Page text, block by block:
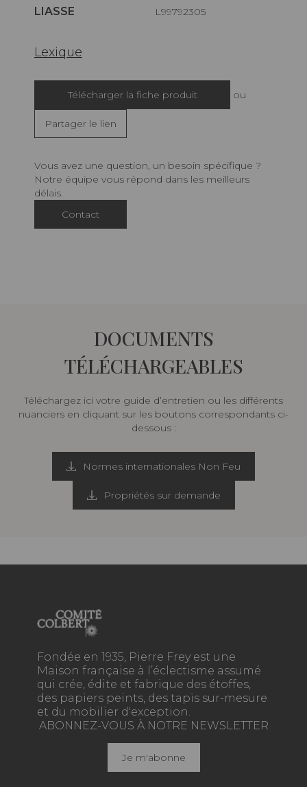
LIASSE L99792305
Lexique
Télécharger la fiche produit ou
Partager le lien
Vous avez une question, un besoin spécifique ?
Notre équipe vous répond dans les meilleurs
délais.
Contact
DOCUMENTS
TÉLÉCHARGEABLES
Téléchargez ici votre guide d’entretien ou les différents
nuanciers en cliquant sur les boutons correspondants ci-
dessous :
Normes internationales Non Feu
Propriétés sur demande
Fondée en 1935, Pierre Frey est une
Maison française à l’éclectisme assumé
qui crée, édite et fabrique des étoffes,
des papiers peints, des tapis sur-mesure
et du mobilier d'exception.
ABONNEZ-VOUS À NOTRE NEWSLETTER
Je m'abonne